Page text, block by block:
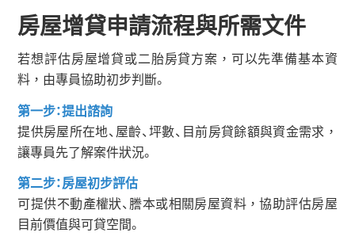
房屋增貸申請流程與所需文件
若想評估房屋增貸或二胎房貸方案，可以先準備基本資
料，由專員協助初步判斷。
第一步：提出諮詢
提供房屋所在地、屋齡、坪數、目前房貸餘額與資金需求，
讓專員先了解案件狀況。
第二步：房屋初步評估
可提供不動產權狀、謄本或相關房屋資料，協助評估房屋
目前價值與可貸空間。